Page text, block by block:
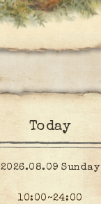
Today
2026.08.09 Sunday
10:00~24:00